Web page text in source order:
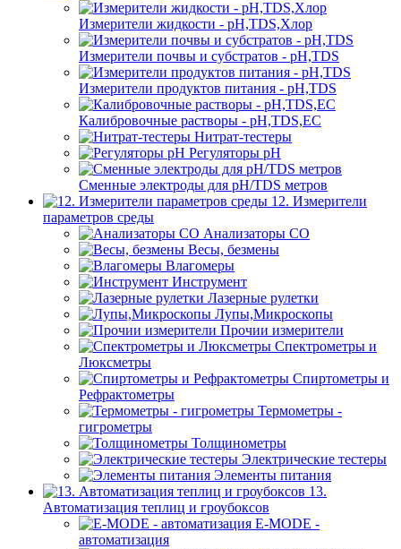
Измерители жидкости - pH,TDS,Хлор
Измерители почвы и субстратов - pH,TDS
Измерители продуктов питания - pH,TDS
Калибровочные растворы - pH,TDS,EC
Нитрат-тестеры
Регуляторы pН
Сменные электроды для pH/TDS метров
12. Измерители
параметров среды
Анализаторы CO
Весы, безмены
Влагомеры
Инструмент
Лазерные рулетки
Лупы,Микроскопы
Прочии измерители
Спектрометры и
Люксметры
Спиртометры и
Рефрактометры
Термометры -
гигрометры
Толщинометры
Электрические тестеры
Элементы питания
13.
Автоматизация теплиц и гроубоксов
E-MODE -
автоматизация